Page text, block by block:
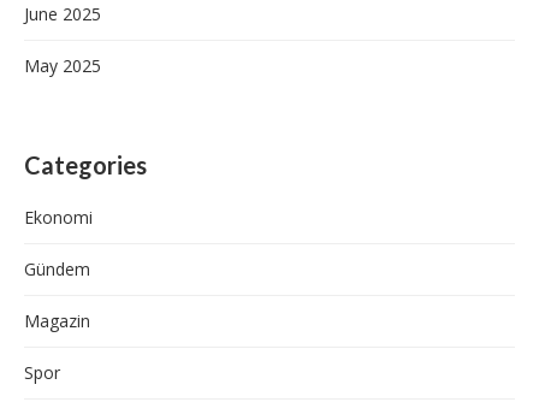
June 2025
May 2025
Categories
Ekonomi
Gündem
Magazin
Spor